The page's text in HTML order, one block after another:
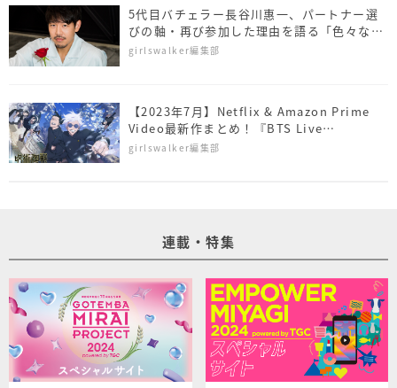
5代目バチェラー長谷川惠一、パートナー選
びの軸・再び参加した理由を語る「色々な意
見があるとは思いますが」
girlswalker編集部
【2023年7月】Netflix & Amazon Prime
Video最新作まとめ！『BTS Live
Collection』や『呪術廻戦』 第2期が配信
girlswalker編集部
連載・特集